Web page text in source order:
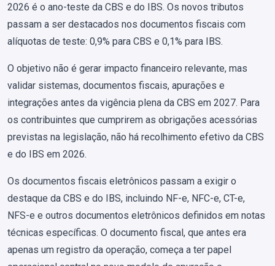
2026 é o ano-teste da CBS e do IBS. Os novos tributos
passam a ser destacados nos documentos fiscais com
alíquotas de teste: 0,9% para CBS e 0,1% para IBS.
O objetivo não é gerar impacto financeiro relevante, mas
validar sistemas, documentos fiscais, apurações e
integrações antes da vigência plena da CBS em 2027. Para
os contribuintes que cumprirem as obrigações acessórias
previstas na legislação, não há recolhimento efetivo da CBS
e do IBS em 2026.
Os documentos fiscais eletrônicos passam a exigir o
destaque da CBS e do IBS, incluindo NF-e, NFC-e, CT-e,
NFS-e e outros documentos eletrônicos definidos em notas
técnicas específicas. O documento fiscal, que antes era
apenas um registro da operação, começa a ter papel